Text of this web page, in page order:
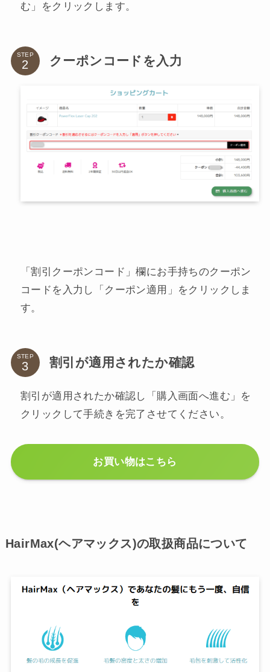
む」をクリックします。
STEP クーポンコードを入力
「割引クーポンコード」欄にお手持ちのクーポン
コードを入力し「クーポン適用」をクリックしま
す。
STEP 割引が適用されたか確認
割引が適用されたか確認し「購入画面へ進む」を
クリックして手続きを完了させてください。
お買い物はこちら
HairMax(ヘアマックス)の取扱商品について